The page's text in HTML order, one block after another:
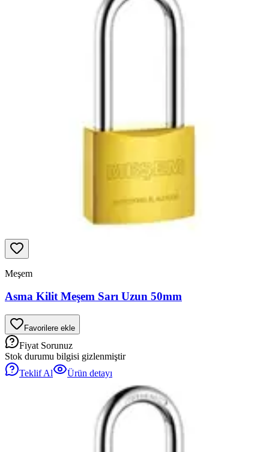
Meşem
Asma Kilit Meşem Sarı Uzun 50mm
Favorilere ekle
Fiyat Sorunuz
Stok durumu bilgisi gizlenmiştir
Teklif Al
Ürün detayı